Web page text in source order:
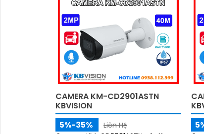
CAMERA KM-CD2901ASTN
KBVISION
5%-35%
Liên Hệ